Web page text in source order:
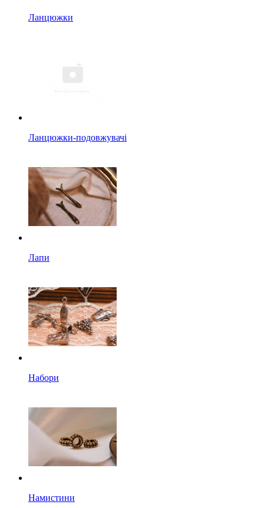
Ланцюжки
Ланцюжки-подовжувачі
Лапи
Набори
Намистини